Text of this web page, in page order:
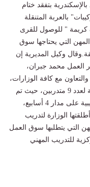
بتفقد ختام
بالعربة المتنقلة
كريمة " للوصول للقرى
المهن التي يحتاجها سوق
وكيل المديرية إن
العمل محمد جبران،
مع كافة الوزارات،
مشيراّ إلى أنه تم الانتهاء من الدورات التدريبية لعدد 9 متدربين، حيث تم
التدريب النظري والعملي لمدة 100 ساعة تدريبية على مدار 4 أسابيع،
الوزارة لتدريب
التي يتطلبها سوق العمل
للتدريب المهني